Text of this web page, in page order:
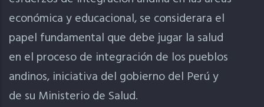
económica y educacional, se considerara el
papel fundamental que debe jugar la salud
en el proceso de integración de los pueblos
andinos, iniciativa del gobierno del Perú y
de su Ministerio de Salud.